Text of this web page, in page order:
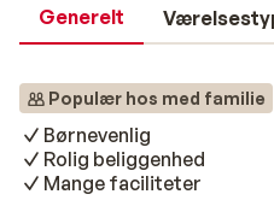
Generelt
Populær hos med familie
Børnevenlig
Rolig beliggenhed
Mange faciliteter